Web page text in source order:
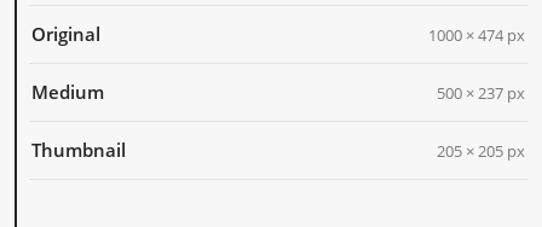
Original 1000 × 474 px
Medium 500 × 237 px
Thumbnail 205 × 205 px